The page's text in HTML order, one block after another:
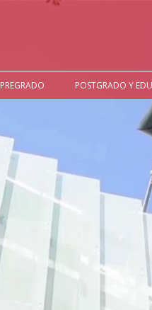
PREGRADO POSTGRADO Y